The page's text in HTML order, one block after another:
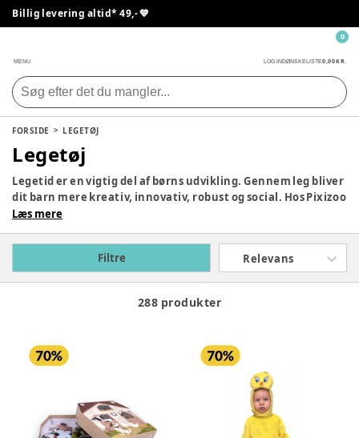
Billig levering altid* 49,- 💙
MENU LOG INDØNSKELISTE0,00 KR.
0
FORSIDE LEGETØJ
Legetøj
Legetid er en vigtig del af børns udvikling. Gennem leg bliver
dit barn mere kreativ, innovativ, robust og social. Hos Pixizoo
har vi samlet det bedste legetøj til både babyer og børn.
barn her.
Læs mere
Filtre Relevans
288 produkter